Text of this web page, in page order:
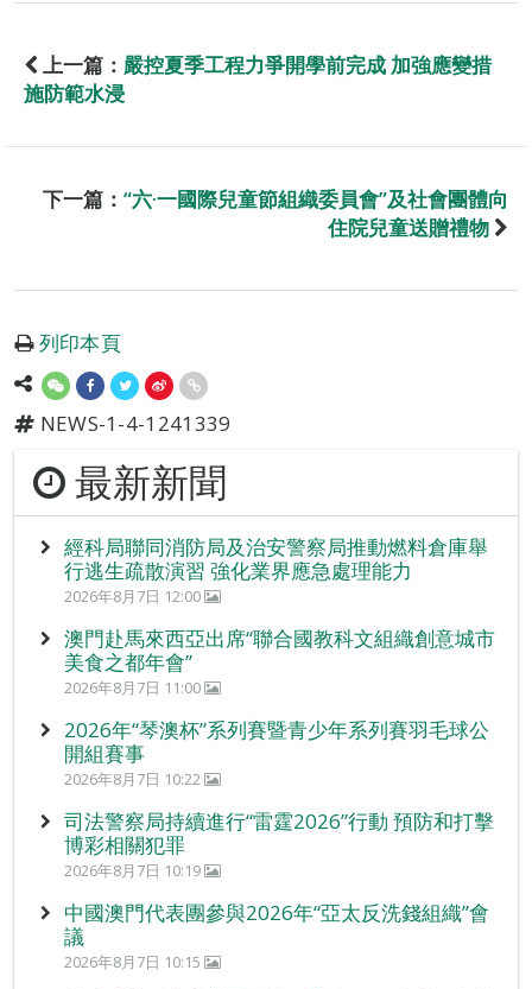
上一篇： 嚴控夏季工程力爭開學前完成 加強應變措
施防範水浸
下一篇： “六·一國際兒童節組織委員會”及社會團體向
住院兒童送贈禮物
列印本頁
NEWS-1-4-1241339
最新新聞
經科局聯同消防局及治安警察局推動燃料倉庫舉
行逃生疏散演習 強化業界應急處理能力
2026年8月7日 12:00
澳門赴馬來西亞出席“聯合國教科文組織創意城市
美食之都年會”
2026年8月7日 11:00
2026年“琴澳杯”系列賽暨青少年系列賽羽毛球公
開組賽事
2026年8月7日 10:22
司法警察局持續進行“雷霆2026”行動 預防和打擊
博彩相關犯罪
2026年8月7日 10:19
中國澳門代表團參與2026年“亞太反洗錢組織”會
議
2026年8月7日 10:15